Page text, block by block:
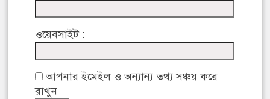
ওয়েবসাইট :
আপনার ইমেইল ও অন্যান্য তথ্য সঞ্চয় করে
রাখুন